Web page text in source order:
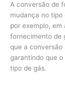
A conversão de
mudança no tipo
por exemplo,
fornecimento de
que a
garantindo que
tipo de gás.